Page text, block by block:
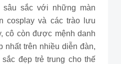
sắc với những màn
cosplay và các trào lưu
cô còn được mệnh danh
nhất trên nhiều diễn đàn,
đẹp trẻ trung cho thế